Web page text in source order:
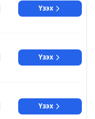
Үзэх
Үзэх
Үзэх